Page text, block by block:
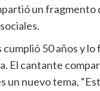
un fragmento
50 años y
El cantante
un nuevo tema,